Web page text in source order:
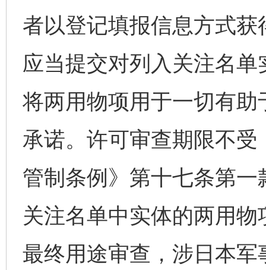
者以登记填报信息方式
应当提交对列入关注名
将两用物项用于一切有
承诺。许可审查期限不
管制条例》第十七条第
关注名单中实体的两用
最终用途审查，涉日本